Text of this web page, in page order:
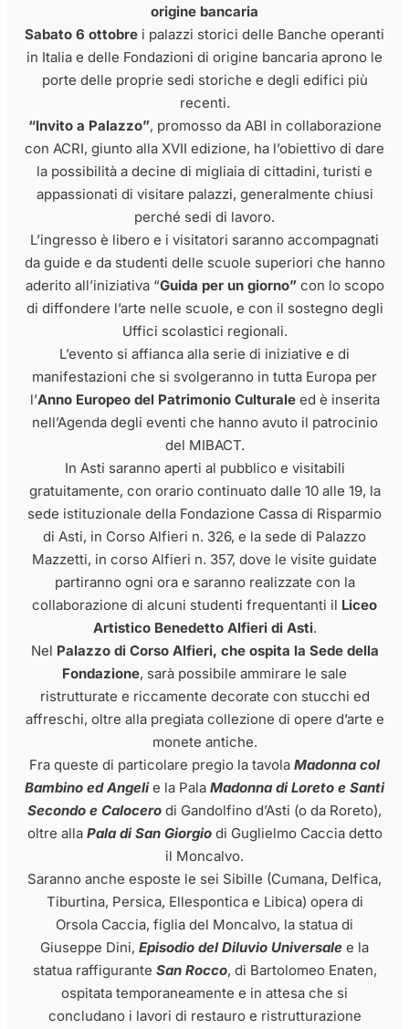
origine bancaria
Sabato 6 ottobre i palazzi storici delle Banche operanti
in Italia e delle Fondazioni di origine bancaria aprono le
porte delle proprie sedi storiche e degli edifici più
recenti.
“Invito a Palazzo”, promosso da ABI in collaborazione
con ACRI, giunto alla XVII edizione, ha l’obiettivo di dare
la possibilità a decine di migliaia di cittadini, turisti e
appassionati di visitare palazzi, generalmente chiusi
perché sedi di lavoro.
L’ingresso è libero e i visitatori saranno accompagnati
da guide e da studenti delle scuole superiori che hanno
aderito all’iniziativa “Guida per un giorno”con lo scopo
di diffondere l’arte nelle scuole, e con il sostegno degli
Uffici scolastici regionali.
L’evento si affianca alla serie di iniziative e di
manifestazioni che si svolgeranno in tutta Europa per
l’Anno Europeo del Patrimonio Culturaleed è inserita
nell’Agenda degli eventi che hanno avuto il patrocinio
del MIBACT.
In Asti saranno aperti al pubblico e visitabili
gratuitamente, con orario continuato dalle 10 alle 19, la
sede istituzionale della Fondazione Cassa di Risparmio
di Asti, in Corso Alfieri n. 326, e la sede di Palazzo
Mazzetti, in corso Alfieri n. 357, dove le visite guidate
partiranno ogni ora e saranno realizzate con la
collaborazione di alcuni studenti frequentanti il Liceo
Artistico Benedetto Alfieri di Asti.
Nel Palazzo di Corso Alfieri, che ospita la Sede della
Fondazione, sarà possibile ammirare le sale
ristrutturate e riccamente decorate con stucchi ed
affreschi, oltre alla pregiata collezione di opere d’arte e
monete antiche.
Fra queste di particolare pregio la tavola Madonna col
Bambino ed Angelie la Pala Madonna di Loreto e Santi
Secondo e Calocero di Gandolfino d’Asti (o da Roreto),
oltre alla Pala di San Giorgiodi Guglielmo Caccia detto
il Moncalvo.
Saranno anche esposte le sei Sibille (Cumana, Delfica,
Tiburtina, Persica, Ellespontica e Libica) opera di
Orsola Caccia, figlia del Moncalvo, la statua di
Giuseppe Dini, Episodio del Diluvio Universale e la
statua raffigurante San Rocco, di Bartolomeo Enaten,
ospitata temporaneamente e in attesa che si
concludano i lavori di restauro e ristrutturazione